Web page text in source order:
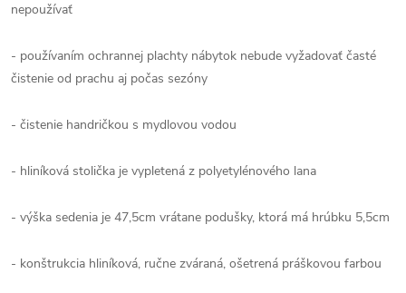
nepoužívať
- používaním ochrannej plachty nábytok nebude vyžadovať časté
čistenie od prachu aj počas sezóny
- čistenie handričkou s mydlovou vodou
- hliníková stolička je vypletená z polyetylénového lana
- výška sedenia je 47,5cm vrátane podušky, ktorá má hrúbku 5,5cm
- konštrukcia hliníková, ručne zváraná, ošetrená práškovou farbou